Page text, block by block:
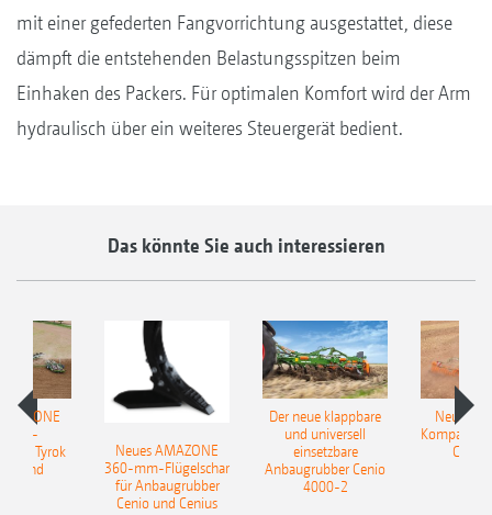
mit einer gefederten Fangvorrichtung ausgestattet, diese
dämpft die entstehenden Belastungsspitzen beim
Einhaken des Packers. Für optimalen Komfort wird der Arm
hydraulisch über ein weiteres Steuergerät bedient.
Das könnte Sie auch interessieren
Tyrok
Neues AMAZONE
360-mm-Flügelschar
für Anbaugrubber
Cenio und Cenius
Der neue klappbare
und universell
einsetzbare
Anbaugrubber Cenio
4000-2
Neue